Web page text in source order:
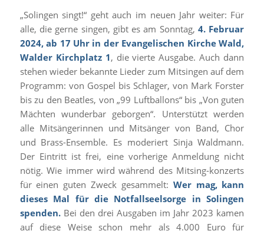
„Solingen singt!“ geht auch im neuen Jahr weiter: Für
alle, die gerne singen, gibt es am Sonntag,4. Februar
2024, ab 17 Uhr in der Evangelischen Kirche Wald,
Walder Kirchplatz 1, die vierte Ausgabe. Auch dann
stehen wieder bekannte Lieder zum Mitsingen auf dem
Programm: von Gospel bis Schlager, von Mark Forster
bis zu den Beatles, von „99 Luftballons“ bis „Von guten
Mächten wunderbar geborgen“. Unterstützt werden
alle Mitsängerinnen und Mitsänger von Band, Chor
und Brass-Ensemble. Es moderiert Sinja Waldmann.
Der Eintritt ist frei, eine vorherige Anmeldung nicht
nötig. Wie immer wird während des Mitsing-konzerts
für einen guten Zweck gesammelt: Wer mag, kann
dieses Mal für die Notfallseelsorge in Solingen
spenden.Bei den drei Ausgaben im Jahr 2023 kamen
auf diese Weise schon mehr als 4.000 Euro für